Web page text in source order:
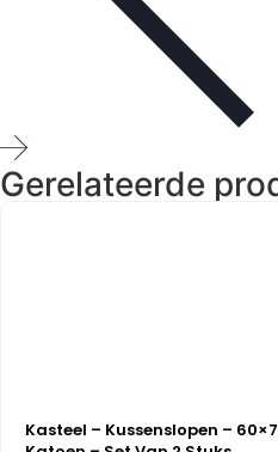
Gerelateerde
Kasteel – Kussenslopen –